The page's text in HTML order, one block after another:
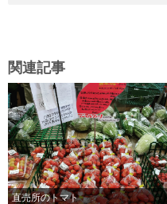
関連記事
直売所のトマト